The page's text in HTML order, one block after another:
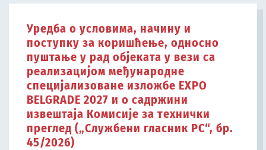
Уредба о условима, начину и
поступку за коришћење, односно
пуштање у рад објеката у вези са
реализацијом међународне
специјализоване изложбе EXPO
BELGRADE 2027 и о садржини
извештаја Комисије за технички
преглед („Службени гласник РС“, бр.
45/2026)